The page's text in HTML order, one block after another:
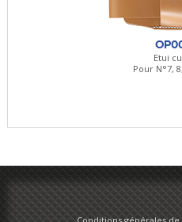
Etui
Pour N°7,